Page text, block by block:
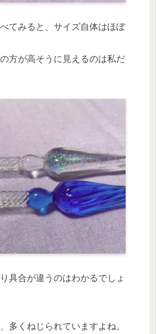
てみると、サイズ自体はほぼ
方が高そうに見えるのは私だ
具合が違うのはわかるでしょ
多くねじられていますよね。